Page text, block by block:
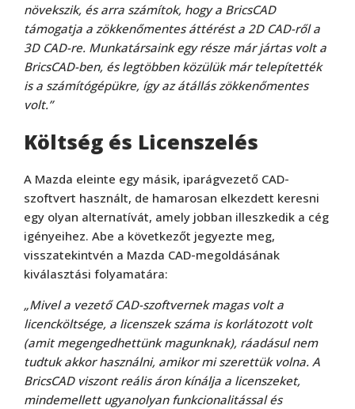
növekszik, és arra számítok, hogy a BricsCAD
támogatja a zökkenőmentes áttérést a 2D CAD-ről a
3D CAD-re. Munkatársaink egy része már jártas volt a
BricsCAD-ben, és legtöbben közülük már telepítették
is a számítógépükre, így az átállás zökkenőmentes
volt.”
Költség és Licenszelés
A Mazda eleinte egy másik, iparágvezető CAD-
szoftvert használt, de hamarosan elkezdett keresni
egy olyan alternatívát, amely jobban illeszkedik a cég
igényeihez. Abe a következőt jegyezte meg,
visszatekintvén a Mazda CAD-megoldásának
kiválasztási folyamatára:
„Mivel a vezető CAD-szoftvernek magas volt a
licencköltsége, a licenszek száma is korlátozott volt
(amit megengedhettünk magunknak), ráadásul nem
tudtuk akkor használni, amikor mi szerettük volna. A
BricsCAD viszont reális áron kínálja a licenszeket,
mindemellett ugyanolyan funkcionalitással és